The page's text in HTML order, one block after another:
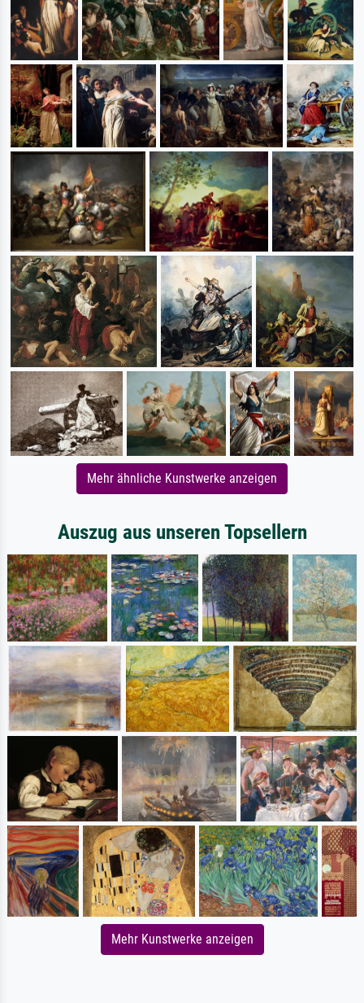
Mehr ähnliche Kunstwerke anzeigen
Auszug aus unseren Topsellern
Mehr Kunstwerke anzeigen